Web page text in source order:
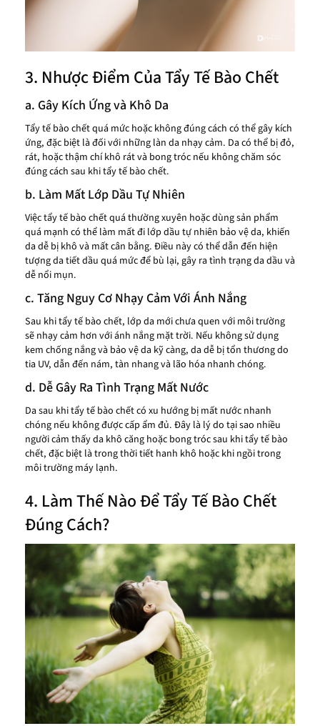
3. Nhược Điểm Của Tẩy Tế Bào Chết
a. Gây Kích Ứng và Khô Da
Tẩy tế bào chết quá mức hoặc không đúng cách có thể gây kích
ứng, đặc biệt là đối với những làn da nhạy cảm. Da có thể bị đỏ,
rát, hoặc thậm chí khô rát và bong tróc nếu không chăm sóc
đúng cách sau khi tẩy tế bào chết.
b. Làm Mất Lớp Dầu Tự Nhiên
Việc tẩy tế bào chết quá thường xuyên hoặc dùng sản phẩm
quá mạnh có thể làm mất đi lớp dầu tự nhiên bảo vệ da, khiến
da dễ bị khô và mất cân bằng. Điều này có thể dẫn đến hiện
tượng da tiết dầu quá mức để bù lại, gây ra tình trạng da dầu và
dễ nổi mụn.
c. Tăng Nguy Cơ Nhạy Cảm Với Ánh Nắng
Sau khi tẩy tế bào chết, lớp da mới chưa quen với môi trường
sẽ nhạy cảm hơn với ánh nắng mặt trời. Nếu không sử dụng
kem chống nắng và bảo vệ da kỹ càng, da dễ bị tổn thương do
tia UV, dẫn đến nám, tàn nhang và lão hóa nhanh chóng.
d. Dễ Gây Ra Tình Trạng Mất Nước
Da sau khi tẩy tế bào chết có xu hướng bị mất nước nhanh
chóng nếu không được cấp ẩm đủ. Đây là lý do tại sao nhiều
người cảm thấy da khô căng hoặc bong tróc sau khi tẩy tế bào
chết, đặc biệt là trong thời tiết hanh khô hoặc khi ngồi trong
môi trường máy lạnh.
4. Làm Thế Nào Để Tẩy Tế Bào Chết
Đúng Cách?